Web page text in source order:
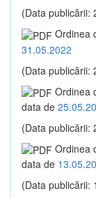
(Data publicării:
Ordinea
31.05.2022
(Data publicării:
Ordinea
data de
(Data publicării:
Ordinea
data de
(Data publicării: